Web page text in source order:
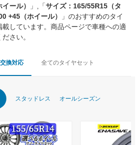
ール）
」,「サイズ：165/55R15（タ
+45（ホイール）
」のおすすめのタイ
しています。商品ページで車種への適
さい。
換対応 全てのタイヤセット
スタッドレス オールシーズン